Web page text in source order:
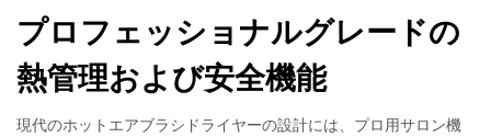
プロフェッショナルグレードの
熱管理および安全機能
現代のホットエアブラシドライヤーの設計には、プロ用サロン機